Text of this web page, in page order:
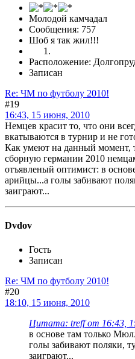
Молодой камчадал
Сообщения: 757
Шоб я так жил!!!
Расположение:
Записан
Re: ЧМ по футболу 2010!
#19
16:43, 15 июня, 2010
Немцев красит то, что они
вкатываются в турнир и не
Как умеют на данный момент,
сборную германии 2010
отъявленый оптимист: в
арийцы...а голы забивают
заиграют...
Dvdov
Гость
Записан
Re: ЧМ по футболу 2010!
#20
18:10, 15 июня, 2010
Цитата: treff от 16:43,
в основе там только
голы забивают поляки,
заиграют...